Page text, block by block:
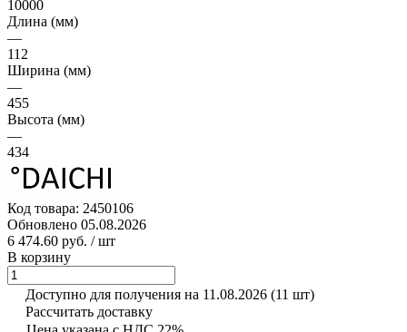
10000
Длина (мм)
—
112
Ширина (мм)
—
455
Высота (мм)
—
434
Код товара: 2450106
Обновлено 05.08.2026
6 474.60 руб. / шт
В корзину
Доступно для получения на 11.08.2026 (11 шт)
Рассчитать доставку